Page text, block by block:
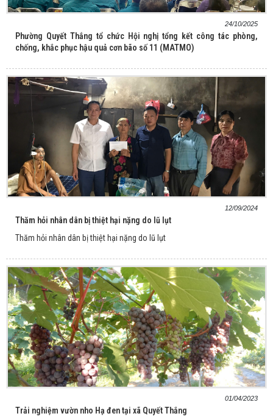
24/10/2025
Phường Quyết Thắng tổ chức Hội nghị tổng kết công tác phòng,
chống, khắc phục hậu quả cơn bão số 11 (MATMO)
12/09/2024
Thăm hỏi nhân dân bị thiệt hại nặng do lũ lụt
Thăm hỏi nhân dân bị thiệt hại nặng do lũ lụt
01/04/2023
Trải nghiệm vườn nho Hạ đen tại xã Quyết Thắng